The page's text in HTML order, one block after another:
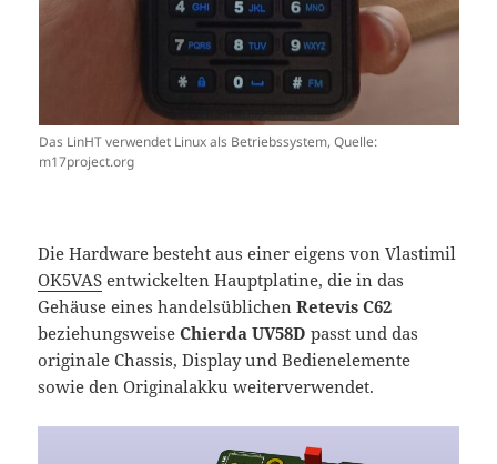
Das LinHT verwendet Linux als Betriebssystem, Quelle:
m17project.org
Die Hardware besteht aus einer eigens von Vlastimil
OK5VAS entwickelten Hauptplatine, die in das
Gehäuse eines handelsüblichenRetevis C62
beziehungsweiseChierda UV58D passt und das
originale Chassis, Display und Bedienelemente
sowie den Originalakku weiterverwendet.